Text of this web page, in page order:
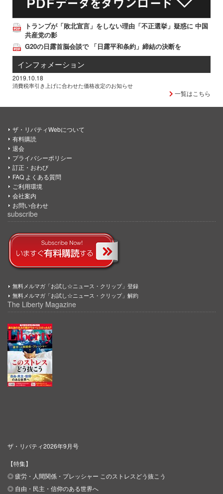
トランプが「敗北宣言」をしない理由「不正選挙」疑惑に 中国
共産党の影
G20の日露首脳会談で 「日露平和条約」締結の決断を
インフォメーション
2019.10.18
消費税率引き上げに合わせた価格改定のお知らせ
一覧はこちら
ザ・リバティWebについて
有料購読
退会
プライバシーポリシー
訂正・おわび
FAQ よくある質問
ご利用環境
会社案内
お問い合わせ
subscribe
無料メルマガ「お試し☆ニュース・クリップ」登録
無料メルマガ「お試し☆ニュース・クリップ」解約
The Liberty Magazine
ザ・リバティ2026年9月号
【特集】
◎ 疲労・人間関係・プレッシャー このストレスどう抜こう
◎ 自由・民主・信仰のある世界へ